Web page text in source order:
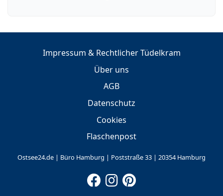
Impressum & Rechtlicher Tüdelkram
Über uns
AGB
Datenschutz
Cookies
Flaschenpost
Ostsee24.de | Büro Hamburg | Poststraße 33 | 20354 Hamburg